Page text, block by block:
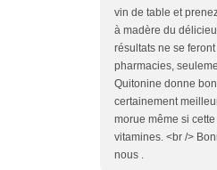
vin de table et
à madère du
résultats ne se
pharmacies,
Quitonine donne
certainement
morue même si
vitamines. <br />
nous .